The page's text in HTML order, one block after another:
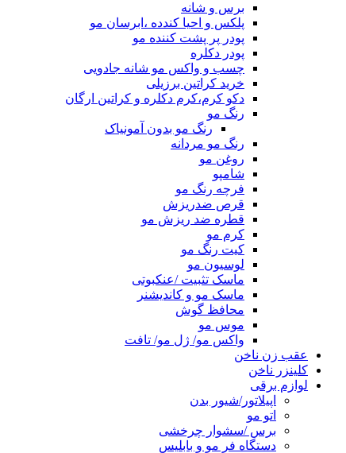
برس و شانه
پلکس و احیا کندده ،ابرسان مو
پودر پر پشت کننده مو
پودر دکلره
چسب و واکس مو شانه جادویی
خرید کراتین برزیلی
دکو کرم،کرم دکلره و کراتین ارگان
رنگ مو
رنگ مو بدون آمونیاک
رنگ مو مردانه
روغن مو
شامپو
فرچه رنگ مو
قرص ضدریزش
قطره ضد ریزش مو
کرم مو
کیت رنگ مو
لوسیون مو
ماسک تثبیت /عنکبوتی
ماسک مو و کاندیشنر
محافظ گوش
موس مو
واکس مو/ ژل مو/ تافت
عقب زن ناخن
کلینزر ناخن
لوازم برقی
اپیلاتور/شیور بدن
اتو مو
برس /سشوار چرخشی
دستگاه فر مو و بابلیس